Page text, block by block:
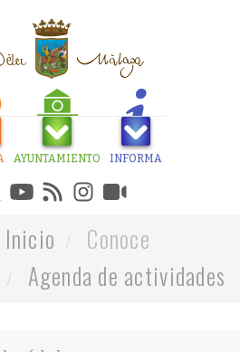
AYUNTAMIENTO INFORMA
Inicio
Conoce
Agenda de actividades